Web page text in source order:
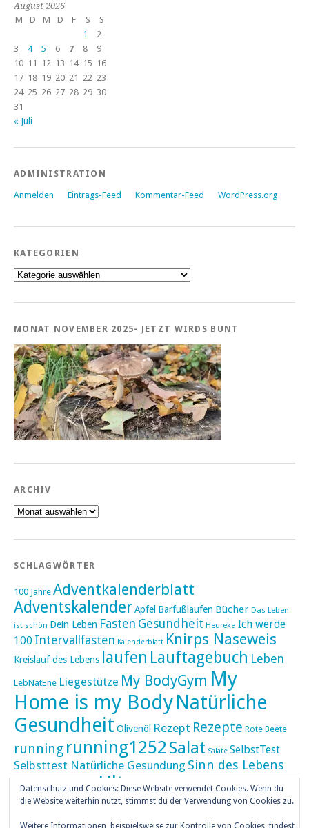
August 2026
M
D M D F S
S
1
2
3
4 5 6 7 8
9
10 11 12 13 14 15 16
17 18 19 20 21 22 23
24 25 26 27 28 29 30
31
« Juli
ADMINISTRATION
Anmelden Eintrags-Feed Kommentar-Feed WordPress.org
KATEGORIEN
Kategorien
MONAT NOVEMBER 2025- JETZT WIRDS BUNT
ARCHIV
Archiv
SCHLAGWÖRTER
100 Jahre Adventkalenderblatt
AdventskalenderApfel Barfußlaufen Bücher Das Leben
ist schön Dein Leben Fasten Gesundheit Heureka Ich werde
100 Intervallfasten Kalenderblatt Knirps Naseweis
Kreislauf des Lebens laufen Lauftagebuch Leben
LebNatEne Liegestütze My BodyGym My
Home is my Body Natürliche
Gesundheit Olivenöl Rezept Rezepte Rote Beete
running running1252 Salat Salate SelbstTest
Selbsttest Natürliche Gesundung Sinn des Lebens
Skaten Tageskalender UltraUltramarathon
umZEITZUerLEBEN Weihnachten
Datenschutz und Cookies: Diese Website verwendet Cookies. Wenn du
die Website weiterhin nutzt, stimmst du der Verwendung von Cookies zu.